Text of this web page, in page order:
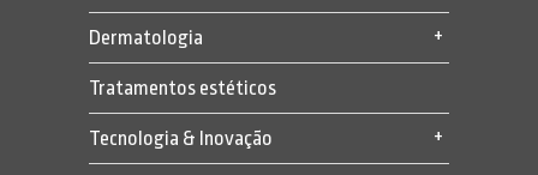
Dermatologia
Tratamentos estéticos
Tecnologia & Inovação